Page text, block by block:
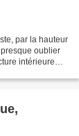
par la hauteur
oublier
intérieure